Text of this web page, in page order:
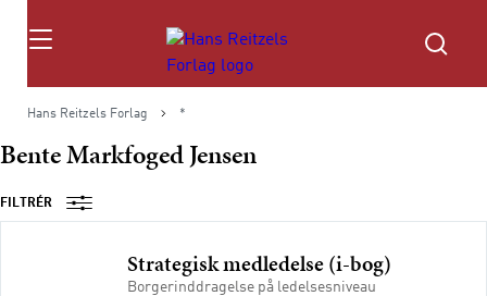
Søg
Hans Reitzels Forlag *
Bente Markfoged Jensen
FILTRÉR
Strategisk medledelse (i-bog)
Borgerinddragelse på ledelsesniveau